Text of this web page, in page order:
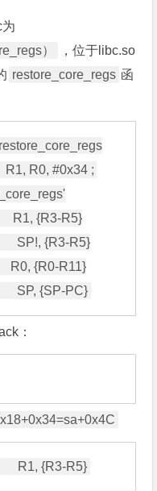
）
，位于libc.so
restore_core_regs 函
R1, R0, #0x34 ;
R1, {R3-R5}
SP!, {R3-R5}
R0, {R0-R11}
：